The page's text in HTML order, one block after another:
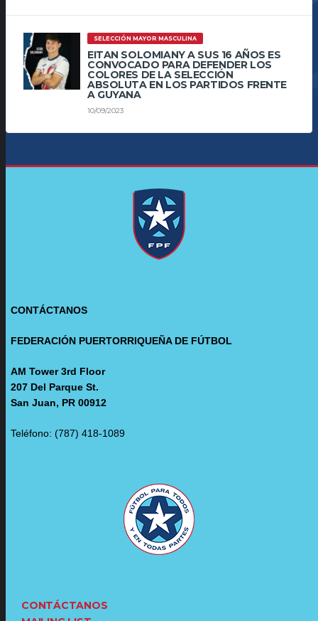
SELECCIÓN MAYOR MASCULINA
EITAN SOLOMIANY A SUS 16 AÑOS ES
CONVOCADO PARA DEFENDER LOS
COLORES DE LA SELECCIÓN
ABSOLUTA EN LOS PARTIDOS FRENTE
A GUYANA
10/09/2023
CONTÁCTANOS
FEDERACIÓN PUERTORRIQUEÑA DE FÚTBOL
AM Tower 3rd Floor
207 Del Parque St.
San Juan, PR 00912
Teléfono: (787) 418-1089
CONTÁCTANOS